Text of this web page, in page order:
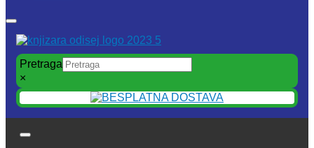
Pretraga
×